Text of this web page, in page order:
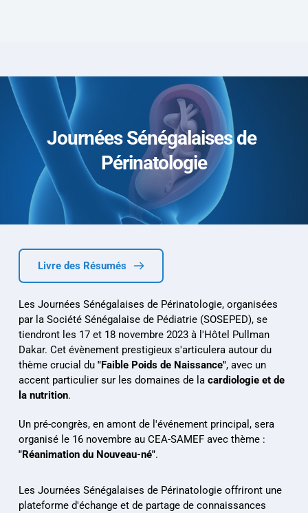
Journées Sénégalaises de
Périnatologie
Livre des Résumés
Les Journées Sénégalaises de Périnatologie, organisées
par la Société Sénégalaise de Pédiatrie (SOSEPED), se
tiendront les 17 et 18 novembre 2023 à l'Hôtel Pullman
Dakar. Cet évènement prestigieux s'articulera autour du
thème crucial du "Faible Poids de Naissance", avec un
accent particulier sur les domaines de la cardiologie et de
la nutrition.
Un pré-congrès, en amont de l'événement principal, sera
"Réanimation du Nouveau-né".
Les Journées Sénégalaises de Périnatologie offriront une
plateforme d'échange et de partage de connaissances